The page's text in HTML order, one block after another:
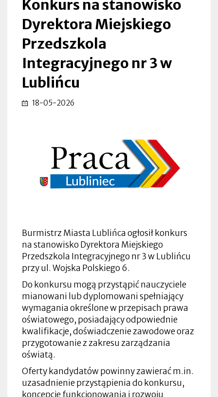
Lubliniec
Konkurs na stanowisko
Dyrektora Miejskiego
Przedszkola
Integracyjnego nr 3 w
Lublińcu
18-05-2026
Burmistrz Miasta Lublińca ogłosił konkurs
na stanowisko Dyrektora Miejskiego
Przedszkola Integracyjnego nr 3 w Lublińcu
przy ul. Wojska Polskiego 6.
Do konkursu mogą przystąpić nauczyciele
mianowani lub dyplomowani spełniający
wymagania określone w przepisach prawa
oświatowego, posiadający odpowiednie
kwalifikacje, doświadczenie zawodowe oraz
przygotowanie z zakresu zarządzania
oświatą.
Oferty kandydatów powinny zawierać m.in.
uzasadnienie przystąpienia do konkursu,
koncepcję funkcjonowania i rozwoju